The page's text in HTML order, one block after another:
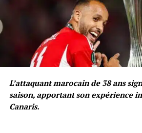
L’attaquant marocain de 38 ans
saison, apportant son expérience
Canaris.